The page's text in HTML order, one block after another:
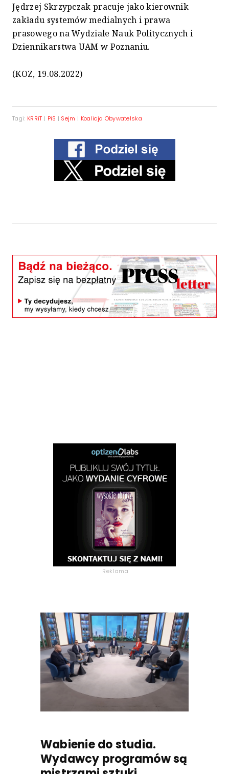
Jędrzej Skrzypczak pracuje jako kierownik
zakładu systemów medialnych i prawa
prasowego na Wydziale Nauk Politycznych i
Dziennikarstwa UAM w Poznaniu.
(KOZ, 19.08.2022)
Tagi: KRRiT | PiS | Sejm | Koalicja Obywatelska
Reklama
Wabienie do studia.
Wydawcy programów są